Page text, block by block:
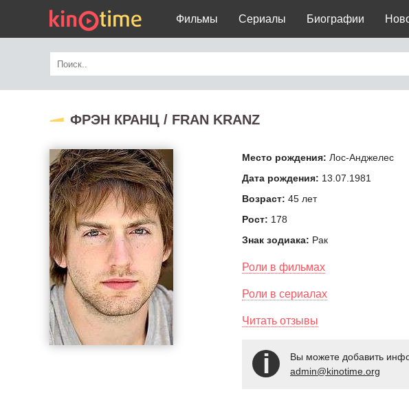
Фильмы Сериалы Биографии
ФРЭН КРАНЦ / FRAN KRANZ
Место рождения: Лос-Анджелес
Дата рождения: 13.07.1981
Возраст: 45 лет
Рост: 178
Знак зодиака: Рак
Роли в фильмах
Роли в сериалах
Читать отзывы
Вы можете добавить
admin@kinotime.org